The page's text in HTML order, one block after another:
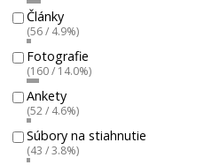
Články
(56 / 4.9%)
Fotografie
(160 / 14.0%)
Ankety
(52 / 4.6%)
Súbory na stiahnutie
(43 / 3.8%)